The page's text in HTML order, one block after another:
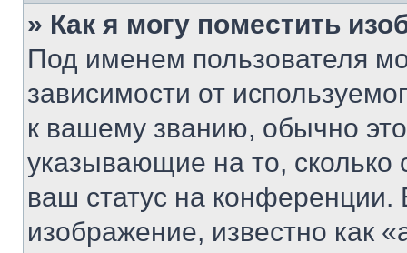
» Как я могу поместить
Под именем пользователя
зависимости от
к вашему званию, обычно это
указывающие на то,
ваш статус на
изображение, известно как